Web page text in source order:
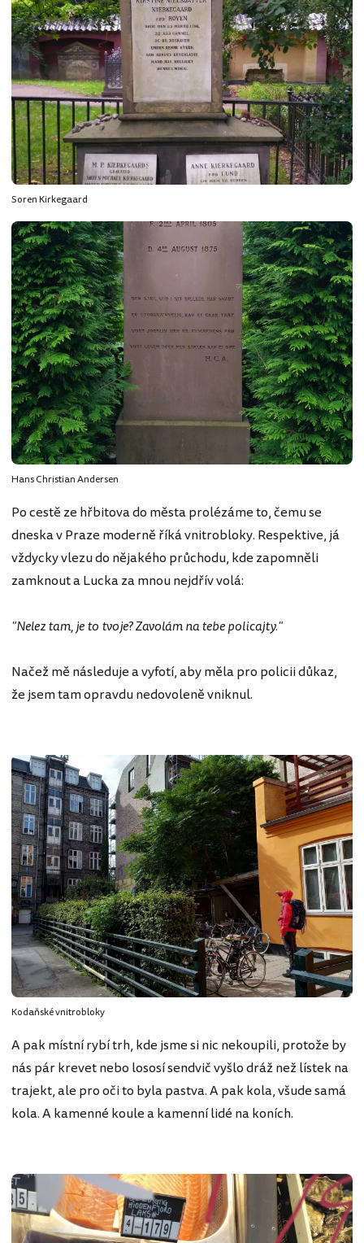
Soren Kirkegaard
Hans Christian Andersen
Po cestě ze hřbitova do města prolézáme to, čemu se
dneska v Praze moderně říká vnitrobloky. Respektive, já
vždycky vlezu do nějakého průchodu, kde zapomněli
zamknout a Lucka za mnou nejdřív volá:
"Nelez tam, je to tvoje? Zavolám na tebe policajty."
Načež mě následuje a vyfotí, aby měla pro policii důkaz,
že jsem tam opravdu nedovoleně vniknul.
Kodaňské vnitrobloky
A pak místní rybí trh, kde jsme si nic nekoupili, protože by
nás pár krevet nebo lososí sendvič vyšlo dráž než lístek na
trajekt, ale pro oči to byla pastva. A pak kola, všude samá
kola. A kamenné koule a kamenní lidé na koních.